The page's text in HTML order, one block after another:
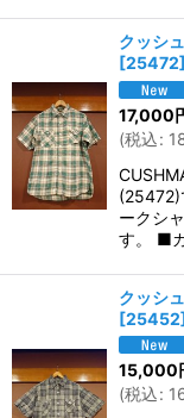
クッシ
[25472]
17,000
(税込:
(25472)
ークシ
す。 ■
クッシ
[25452
15,000
(税込: